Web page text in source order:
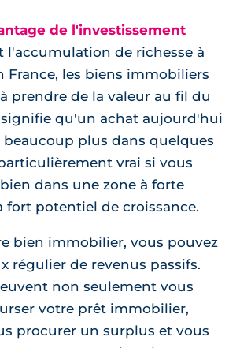
de l'investissement
l'accumulation de richesse à
France, les biens immobiliers
prendre de la valeur au fil du
qu'un achat aujourd'hui
plus dans quelques
vrai si vous
dans une zone à forte
fort potentiel de croissance.
bien immobilier, vous pouvez
régulier de revenus passifs.
non seulement vous
votre prêt immobilier,
procurer un surplus et vous